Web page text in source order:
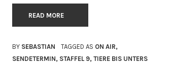
READ MORE
BY SEBASTIAN TAGGED AS ON AIR,
SENDETERMIN, STAFFEL 9, TIERE BIS UNTERS